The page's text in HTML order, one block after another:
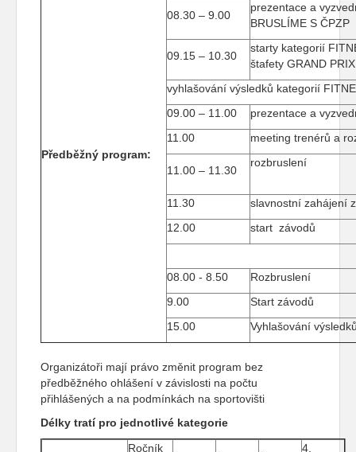
Předběžný program:
08.30 – 9.00
prezentace a
BRUSLÍME S ČPZP
09.15 – 10.30
starty kategorií
štafety GRAND
vyhlašování výsledků kategorií
09.00 – 11.00
prezentace a
11.00
meeting trenérů a
11.00 – 11.30
rozbruslení
11.30
slavnostní zahájení
12.00
start závodů
08.00 - 8.50
Rozbruslení
9.00
Start závodů
15.00
Vyhlašování
Organizátoři mají právo změnit program bez
předběžného ohlášení v závislosti na počtu
přihlášených a na podmínkách na sportovišti
Délky tratí pro jednotlivé kategorie
Ročník
4.